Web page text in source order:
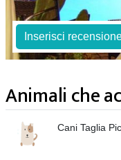
Inserisci
Animali che
Cani Taglia